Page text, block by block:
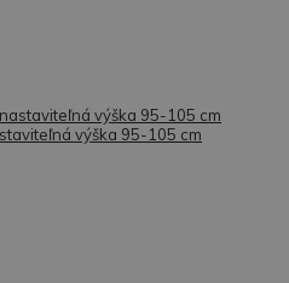
výška 95-105 cm